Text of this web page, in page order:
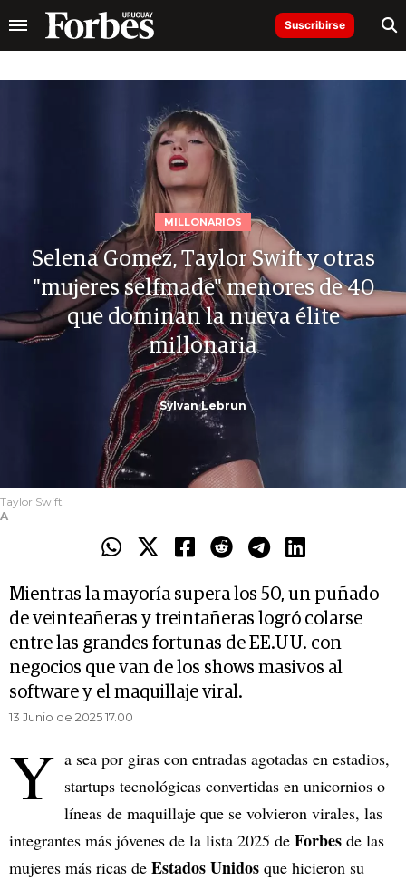
Suscribirse
MILLONARIOS
Selena Gomez, Taylor Swift y otras
"mujeres selfmade" menores de 40
que dominan la nueva élite
millonaria
Sylvan Lebrun
Taylor Swift
A
Mientras la mayoría supera los 50, un puñado
de veinteañeras y treintañeras logró colarse
entre las grandes fortunas de EE.UU. con
negocios que van de los shows masivos al
software y el maquillaje viral.
13 Junio de 2025 17.00
Y a sea por giras con entradas agotadas en estadios,
startups tecnológicas convertidas en unicornios o
líneas de maquillaje que se volvieron virales, las
integrantes más jóvenes de la lista 2025 de Forbes de las
mujeres más ricas de Estados Unidos que hicieron su